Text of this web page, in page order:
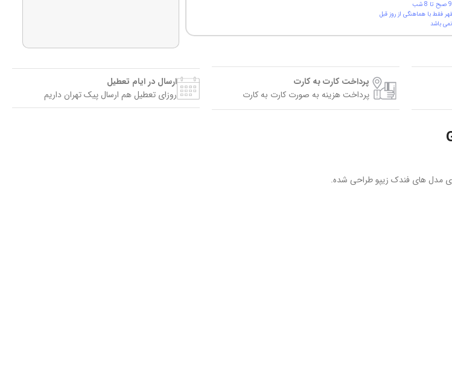
باشد
پرداخت کارت به کارت
پرداخت هزینه به صورت کارت به کارت
ارسال در ایام تعطیل
روزای تعطیل هم ارسال پیک تهران داریم